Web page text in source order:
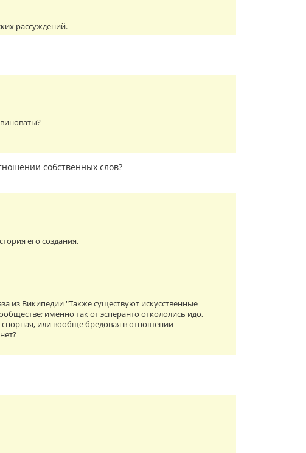
рассуждений.
собственных слов?
его создания.
из Википедии "Также существуют искусственные
именно так от эсперанто откололись идо,
спорная, или вообще бредовая в отношении